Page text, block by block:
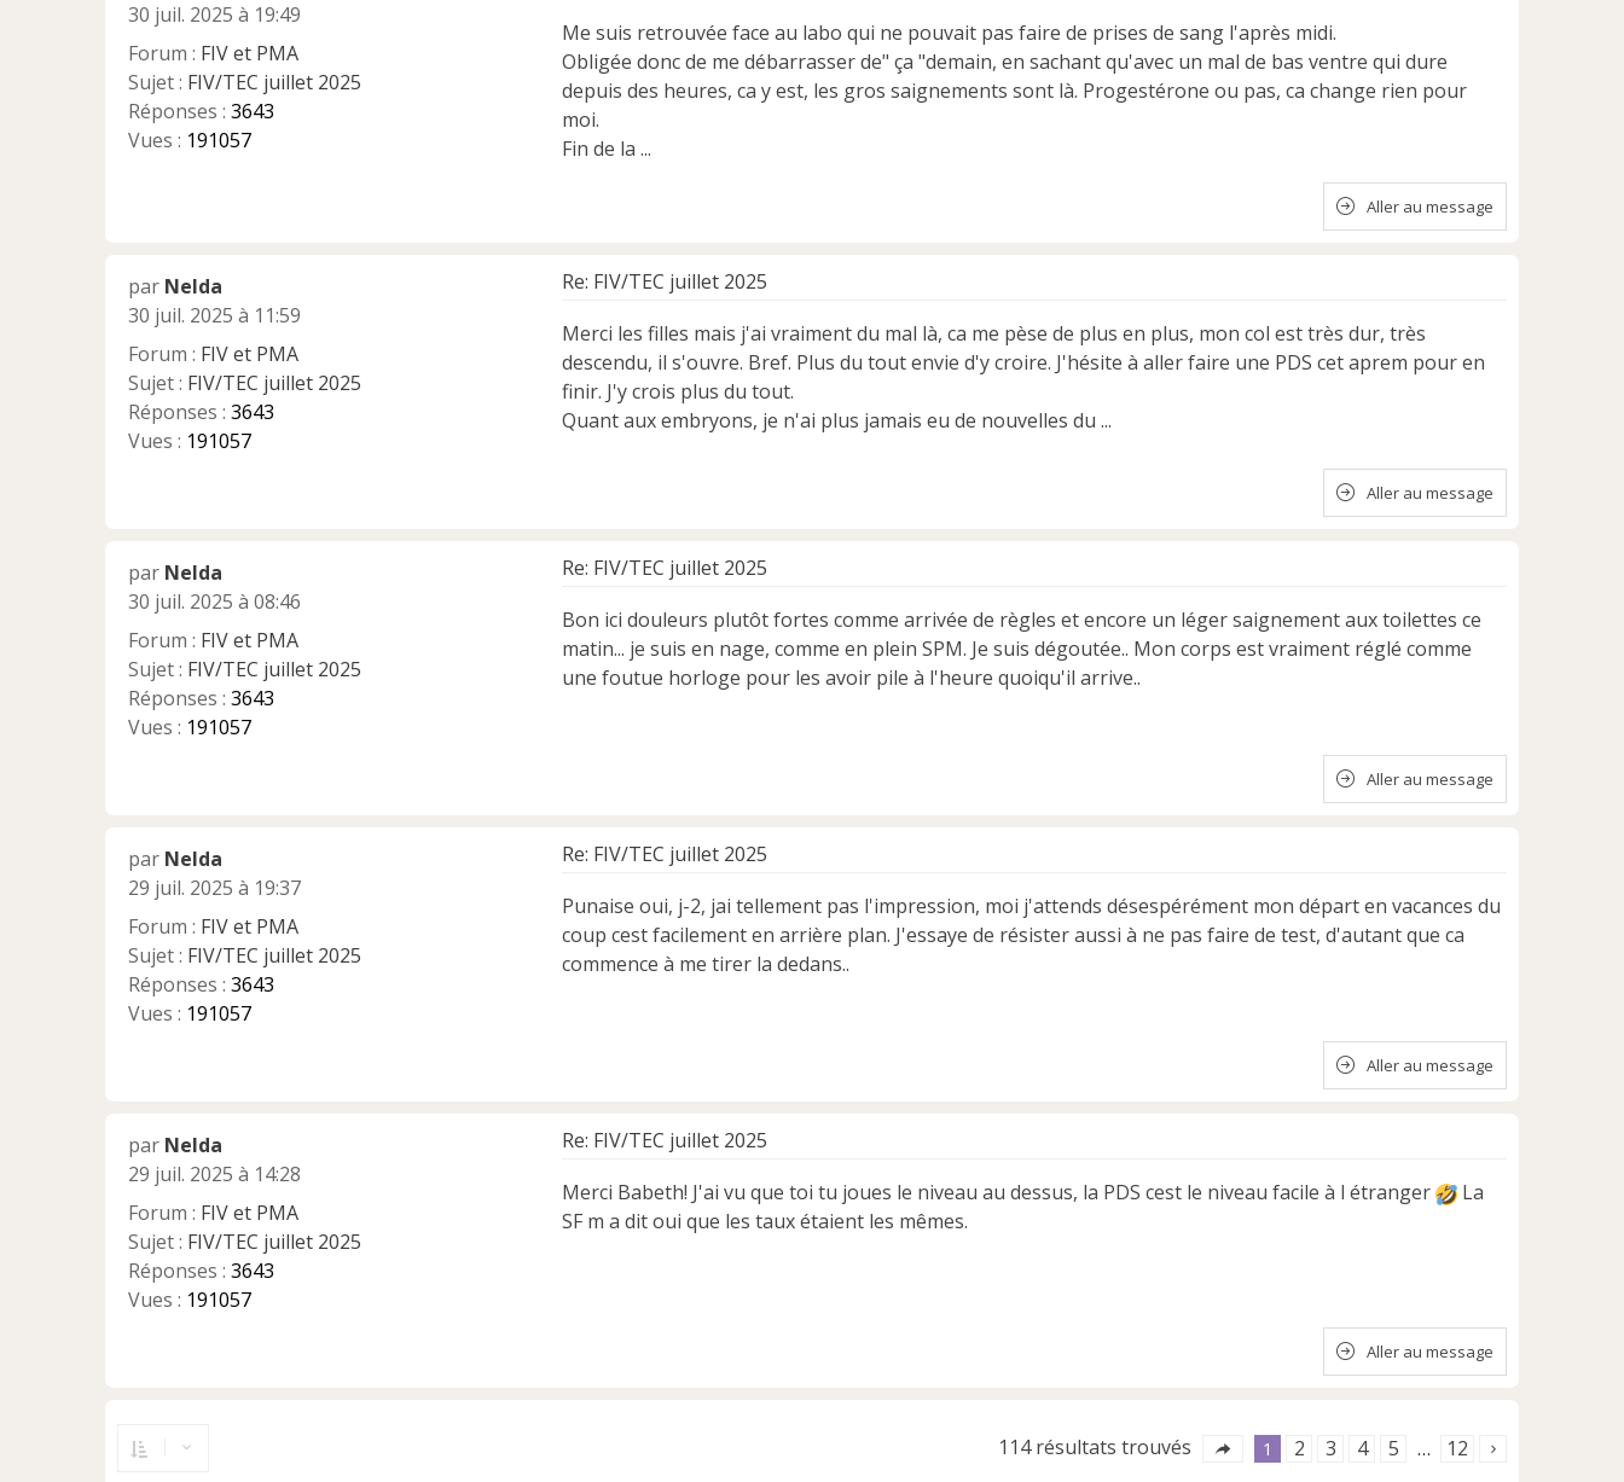
30 juil. 2025 à 19:49
Forum : FIV et PMA
Sujet : FIV/TEC juillet 2025
Réponses : 3643
Vues : 191057
Me suis retrouvée face au labo qui ne pouvait pas faire de prises de sang l'après midi.
Obligée donc de me débarrasser de" ça "demain, en sachant qu'avec un mal de bas ventre qui dure
depuis des heures, ca y est, les gros saignements sont là. Progestérone ou pas, ca change rien pour
moi.
Fin de la ...
Aller au message
par Nelda
30 juil. 2025 à 11:59
Forum : FIV et PMA
Sujet : FIV/TEC juillet 2025
Réponses : 3643
Vues : 191057
Re: FIV/TEC juillet 2025
Merci les filles mais j'ai vraiment du mal là, ca me pèse de plus en plus, mon col est très dur, très
descendu, il s'ouvre. Bref. Plus du tout envie d'y croire. J'hésite à aller faire une PDS cet aprem pour en
finir. J'y crois plus du tout.
Quant aux embryons, je n'ai plus jamais eu de nouvelles du ...
Aller au message
par Nelda
30 juil. 2025 à 08:46
Forum : FIV et PMA
Sujet : FIV/TEC juillet 2025
Réponses : 3643
Vues : 191057
Re: FIV/TEC juillet 2025
Bon ici douleurs plutôt fortes comme arrivée de règles et encore un léger saignement aux toilettes ce
matin... je suis en nage, comme en plein SPM. Je suis dégoutée.. Mon corps est vraiment réglé comme
une foutue horloge pour les avoir pile à l'heure quoiqu'il arrive..
Aller au message
par Nelda
29 juil. 2025 à 19:37
Forum : FIV et PMA
Sujet : FIV/TEC juillet 2025
Réponses : 3643
Vues : 191057
Re: FIV/TEC juillet 2025
Punaise oui, j-2, jai tellement pas l'impression, moi j'attends désespérément mon départ en vacances du
coup cest facilement en arrière plan. J'essaye de résister aussi à ne pas faire de test, d'autant que ca
commence à me tirer la dedans..
Aller au message
par Nelda
29 juil. 2025 à 14:28
Forum : FIV et PMA
Sujet : FIV/TEC juillet 2025
Réponses : 3643
Vues : 191057
Re: FIV/TEC juillet 2025
Merci Babeth! J'ai vu que toi tu joues le niveau au dessus, la PDS cest le niveau facile à l étranger
La
SF m a dit oui que les taux étaient les mêmes.
Aller au message
114 résultats trouvés 1 2 3 4 5 … 12